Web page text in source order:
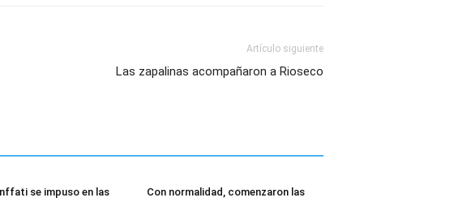
Artículo siguiente
Las zapalinas acompañaron a Rioseco
se impuso en las
Con normalidad, comenzaron las